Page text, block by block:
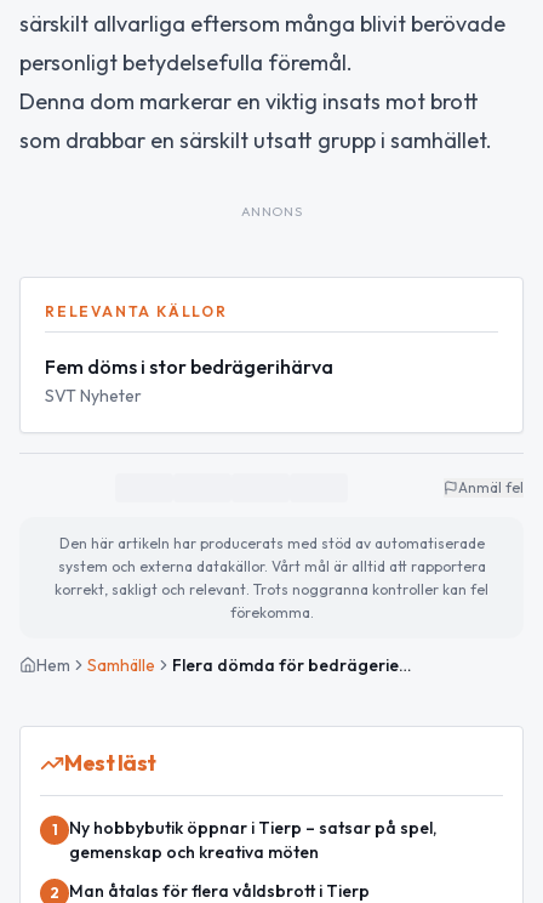
särskilt allvarliga eftersom många blivit berövade
personligt betydelsefulla föremål.
Denna dom markerar en viktig insats mot brott
som drabbar en särskilt utsatt grupp i samhället.
ANNONS
RELEVANTA KÄLLOR
Fem döms i stor bedrägerihärva
SVT Nyheter
Anmäl fel
Den här artikeln har producerats med stöd av automatiserade
system och externa datakällor. Vårt mål är alltid att rapportera
korrekt, sakligt och relevant. Trots noggranna kontroller kan fel
förekomma.
Hem Samhälle Flera dömda för bedrägerier mot äldre i Uppsala län
Mest läst
1
Ny hobbybutik öppnar i Tierp – satsar på spel,
gemenskap och kreativa möten
2 Man åtalas för flera våldsbrott i Tierp